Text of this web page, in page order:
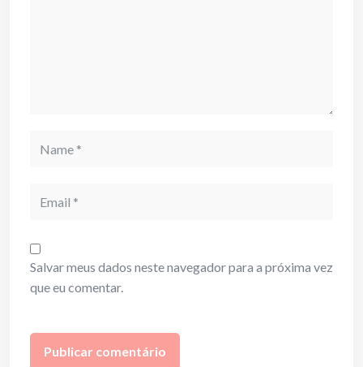
Salvar meus dados neste navegador para a próxima vez
que eu comentar.